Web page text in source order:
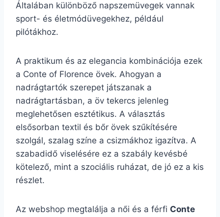
Általában különböző napszemüvegek vannak
sport- és életmódüvegekhez, például
pilótákhoz.
A praktikum és az elegancia kombinációja ezek
a Conte of Florence övek. Ahogyan a
nadrágtartók szerepet játszanak a
nadrágtartásban, a öv tekercs jelenleg
meglehetősen esztétikus. A választás
elsősorban textil és bőr övek szűkítésére
szolgál, szalag színe a csizmákhoz igazítva. A
szabadidő viselésére ez a szabály kevésbé
kötelező, mint a szociális ruházat, de jó ez a kis
részlet.
Az webshop megtalálja a női és a férfi Conte